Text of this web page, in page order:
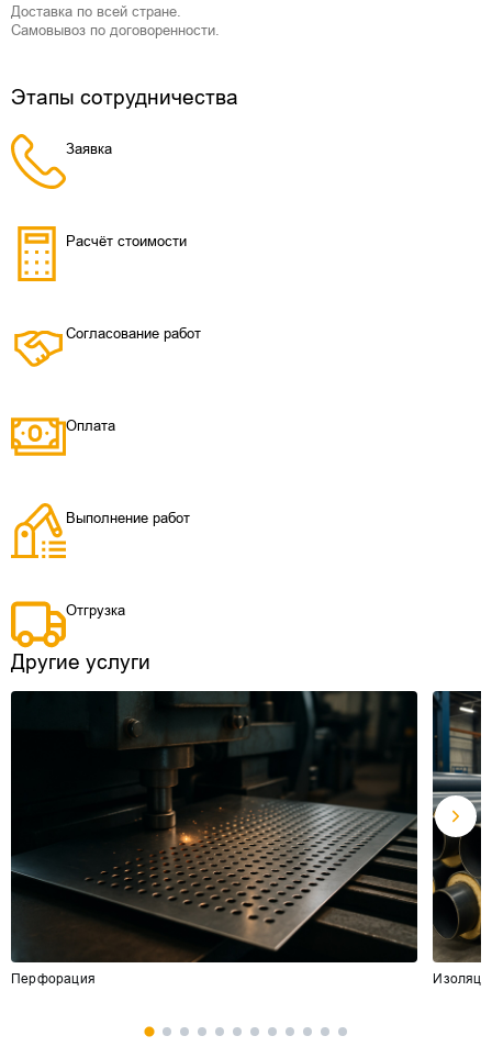
Доставка по всей стране.
Самовывоз по договоренности.
Этапы сотрудничества
Заявка
Расчёт стоимости
Согласование работ
Оплата
Выполнение работ
Отгрузка
Другие услуги
Перфорация